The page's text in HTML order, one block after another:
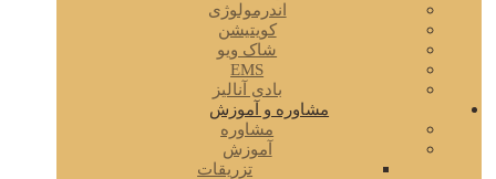
اندرمولوژی
کویتیشن
شاک ویو
EMS
بادی آنالیز
مشاوره و آموزش
مشاوره
آموزش
تزریقات